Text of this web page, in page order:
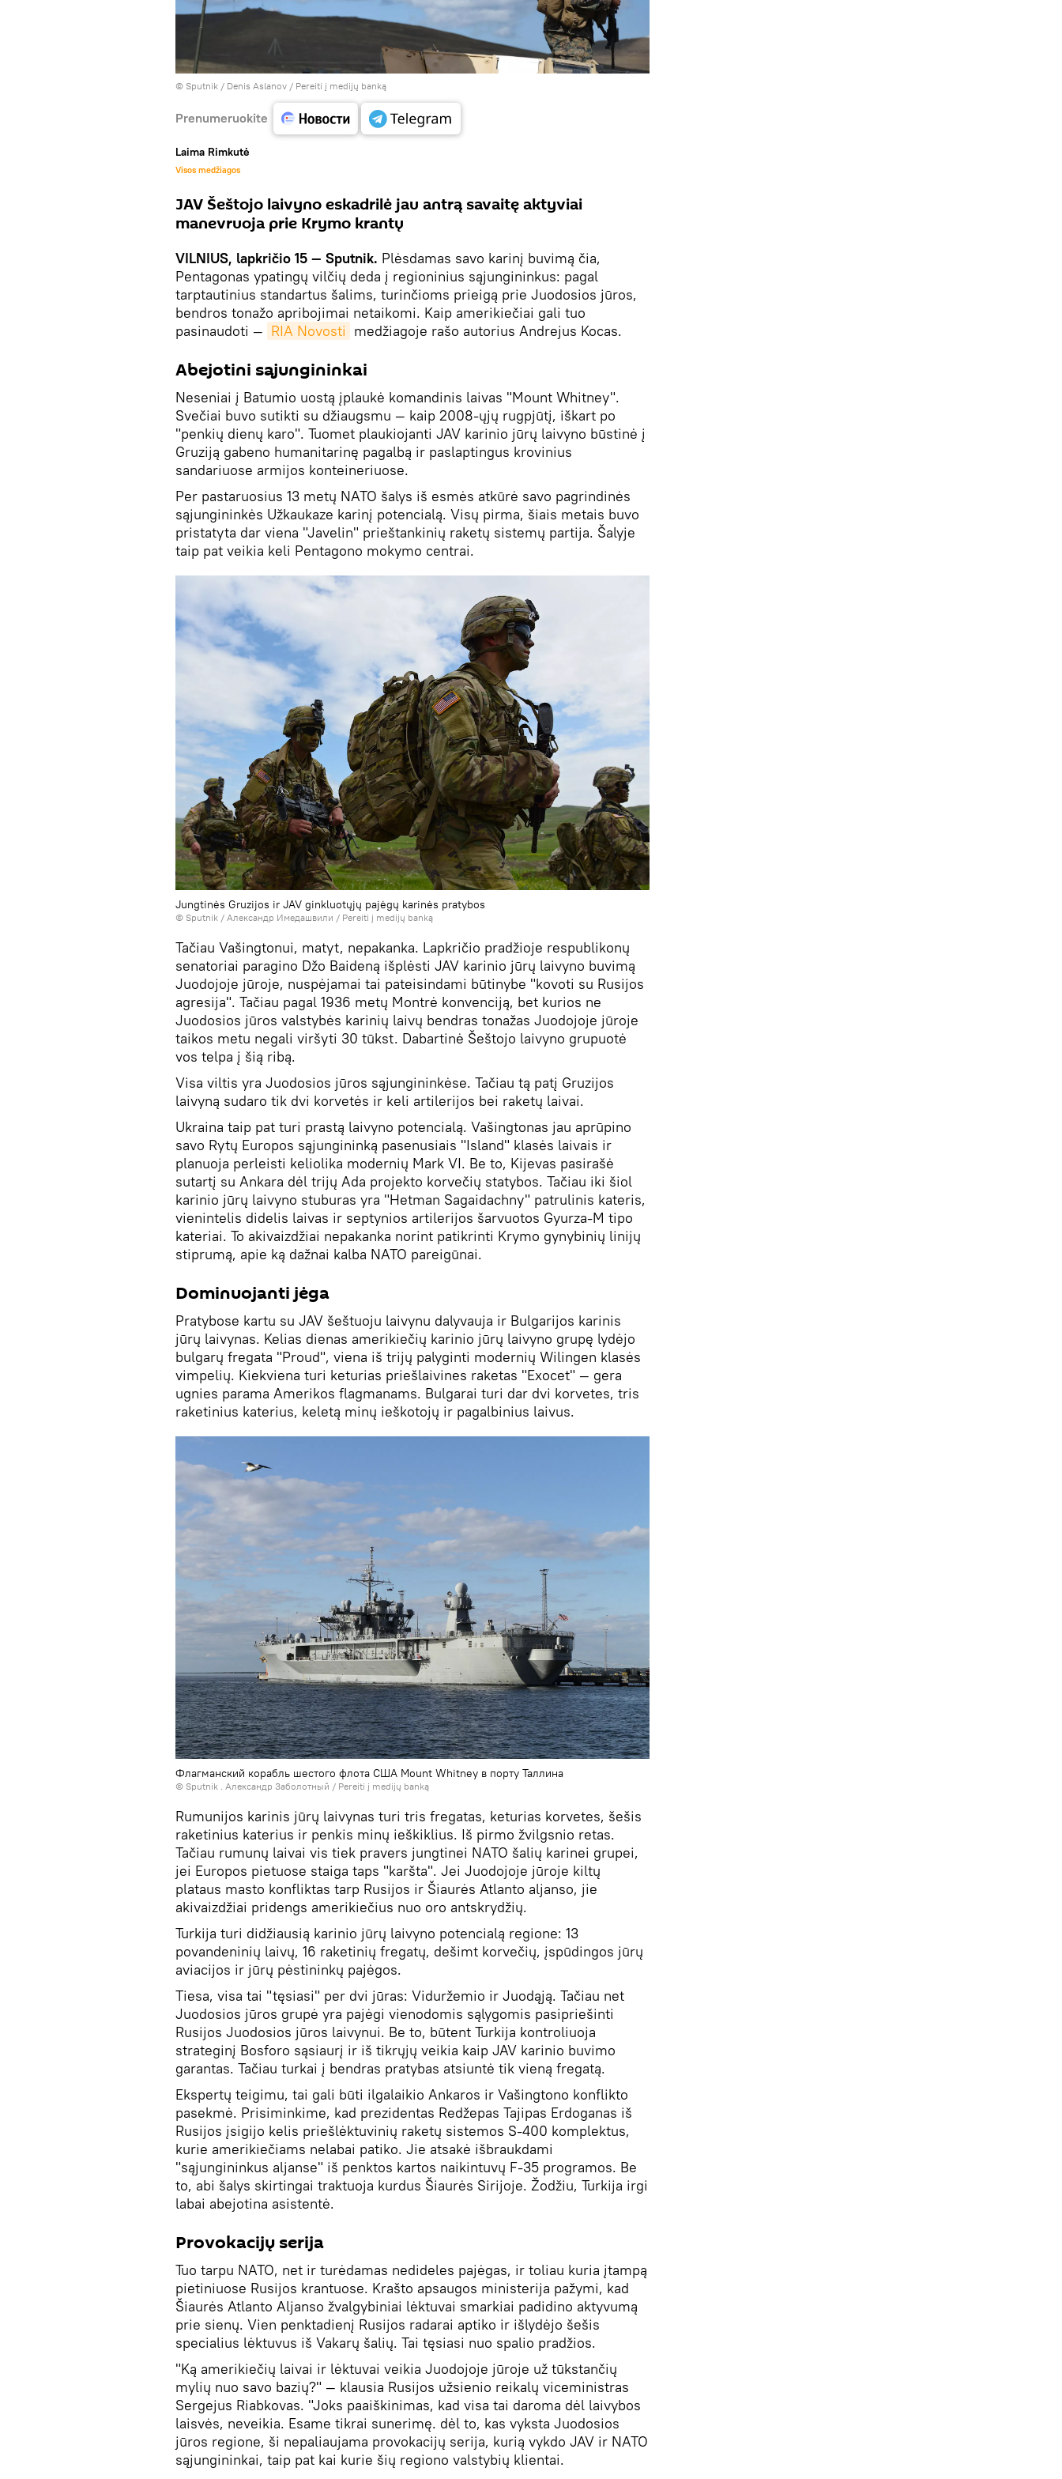
© Sputnik / Denis Aslanov / Pereiti į medijų banką
Prenumeruokite
Laima Rimkutė
Visos medžiagos
JAV Šeštojo laivyno eskadrilė jau antrą savaitę aktyviai
manevruoja prie Krymo krantų
VILNIUS, lapkričio 15 — Sputnik. Plėsdamas savo karinį buvimą čia,
Pentagonas ypatingų vilčių deda į regioninius sąjungininkus: pagal
tarptautinius standartus šalims, turinčioms prieigą prie Juodosios jūros,
bendros tonažo apribojimai netaikomi. Kaip amerikiečiai gali tuo
pasinaudoti — RIA Novosti medžiagoje rašo autorius Andrejus Kocas.
Abejotini sąjungininkai
Neseniai į Batumio uostą įplaukė komandinis laivas "Mount Whitney".
Svečiai buvo sutikti su džiaugsmu — kaip 2008-ųjų rugpjūtį, iškart po
"penkių dienų karo". Tuomet plaukiojanti JAV karinio jūrų laivyno būstinė į
Gruziją gabeno humanitarinę pagalbą ir paslaptingus krovinius
sandariuose armijos konteineriuose.
Per pastaruosius 13 metų NATO šalys iš esmės atkūrė savo pagrindinės
sąjungininkės Užkaukaze karinį potencialą. Visų pirma, šiais metais buvo
pristatyta dar viena "Javelin" prieštankinių raketų sistemų partija. Šalyje
taip pat veikia keli Pentagono mokymo centrai.
Jungtinės Gruzijos ir JAV ginkluotųjų pajėgų karinės pratybos
© Sputnik / Александр Имедашвили / Pereiti į medijų banką
Tačiau Vašingtonui, matyt, nepakanka. Lapkričio pradžioje respublikonų
senatoriai paragino Džo Baideną išplėsti JAV karinio jūrų laivyno buvimą
Juodojoje jūroje, nuspėjamai tai pateisindami būtinybe "kovoti su Rusijos
agresija". Tačiau pagal 1936 metų Montrė konvenciją, bet kurios ne
Juodosios jūros valstybės karinių laivų bendras tonažas Juodojoje jūroje
taikos metu negali viršyti 30 tūkst. Dabartinė Šeštojo laivyno grupuotė
vos telpa į šią ribą.
Visa viltis yra Juodosios jūros sąjungininkėse. Tačiau tą patį Gruzijos
laivyną sudaro tik dvi korvetės ir keli artilerijos bei raketų laivai.
Ukraina taip pat turi prastą laivyno potencialą. Vašingtonas jau aprūpino
savo Rytų Europos sąjungininką pasenusiais "Island" klasės laivais ir
planuoja perleisti keliolika modernių Mark VI. Be to, Kijevas pasirašė
sutartį su Ankara dėl trijų Ada projekto korvečių statybos. Tačiau iki šiol
karinio jūrų laivyno stuburas yra "Hetman Sagaidachny" patrulinis kateris,
vienintelis didelis laivas ir septynios artilerijos šarvuotos Gyurza-M tipo
kateriai. To akivaizdžiai nepakanka norint patikrinti Krymo gynybinių linijų
stiprumą, apie ką dažnai kalba NATO pareigūnai.
Dominuojanti jėga
Pratybose kartu su JAV šeštuoju laivynu dalyvauja ir Bulgarijos karinis
jūrų laivynas. Kelias dienas amerikiečių karinio jūrų laivyno grupę lydėjo
bulgarų fregata "Proud", viena iš trijų palyginti modernių Wilingen klasės
vimpelių. Kiekviena turi keturias priešlaivines raketas "Exocet" — gera
ugnies parama Amerikos flagmanams. Bulgarai turi dar dvi korvetes, tris
raketinius katerius, keletą minų ieškotojų ir pagalbinius laivus.
Флагманский корабль шестого флота США Mount Whitney в порту Таллина
© Sputnik . Александр Заболотный / Pereiti į medijų banką
Rumunijos karinis jūrų laivynas turi tris fregatas, keturias korvetes, šešis
raketinius katerius ir penkis minų ieškiklius. Iš pirmo žvilgsnio retas.
Tačiau rumunų laivai vis tiek pravers jungtinei NATO šalių karinei grupei,
jei Europos pietuose staiga taps "karšta". Jei Juodojoje jūroje kiltų
plataus masto konfliktas tarp Rusijos ir Šiaurės Atlanto aljanso, jie
akivaizdžiai pridengs amerikiečius nuo oro antskrydžių.
Turkija turi didžiausią karinio jūrų laivyno potencialą regione: 13
povandeninių laivų, 16 raketinių fregatų, dešimt korvečių, įspūdingos jūrų
aviacijos ir jūrų pėstininkų pajėgos.
Tiesa, visa tai "tęsiasi" per dvi jūras: Viduržemio ir Juodąją. Tačiau net
Juodosios jūros grupė yra pajėgi vienodomis sąlygomis pasipriešinti
Rusijos Juodosios jūros laivynui. Be to, būtent Turkija kontroliuoja
strateginį Bosforo sąsiaurį ir iš tikrųjų veikia kaip JAV karinio buvimo
garantas. Tačiau turkai į bendras pratybas atsiuntė tik vieną fregatą.
Ekspertų teigimu, tai gali būti ilgalaikio Ankaros ir Vašingtono konflikto
pasekmė. Prisiminkime, kad prezidentas Redžepas Tajipas Erdoganas iš
Rusijos įsigijo kelis priešlėktuvinių raketų sistemos S-400 komplektus,
kurie amerikiečiams nelabai patiko. Jie atsakė išbraukdami
"sąjungininkus aljanse" iš penktos kartos naikintuvų F-35 programos. Be
to, abi šalys skirtingai traktuoja kurdus Šiaurės Sirijoje. Žodžiu, Turkija irgi
labai abejotina asistentė.
Provokacijų serija
Tuo tarpu NATO, net ir turėdamas nedideles pajėgas, ir toliau kuria įtampą
pietiniuose Rusijos krantuose. Krašto apsaugos ministerija pažymi, kad
Šiaurės Atlanto Aljanso žvalgybiniai lėktuvai smarkiai padidino aktyvumą
prie sienų. Vien penktadienį Rusijos radarai aptiko ir išlydėjo šešis
specialius lėktuvus iš Vakarų šalių. Tai tęsiasi nuo spalio pradžios.
"Ką amerikiečių laivai ir lėktuvai veikia Juodojoje jūroje už tūkstančių
mylių nuo savo bazių?" — klausia Rusijos užsienio reikalų viceministras
Sergejus Riabkovas. "Joks paaiškinimas, kad visa tai daroma dėl laivybos
laisvės, neveikia. Esame tikrai sunerimę. dėl to, kas vyksta Juodosios
jūros regione, ši nepaliaujama provokacijų serija, kurią vykdo JAV ir NATO
sąjungininkai, taip pat kai kurie šių regiono valstybių klientai.